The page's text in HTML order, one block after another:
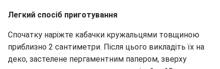
Легкий спосіб приготування
Спочатку наріжте кабачки кружальцями товщиною
приблизно 2 сантиметри. Після цього викладіть їх на
деко, застелене пергаментним папером, зверху